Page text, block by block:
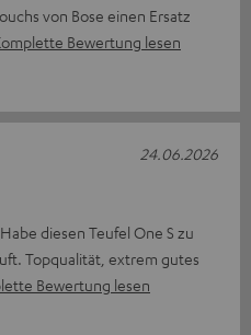
von Bose einen Ersatz
Bewertung lesen
diesen Teufel One S zu
Topqualität, extrem gutes
Bewertung lesen
24.06.2026